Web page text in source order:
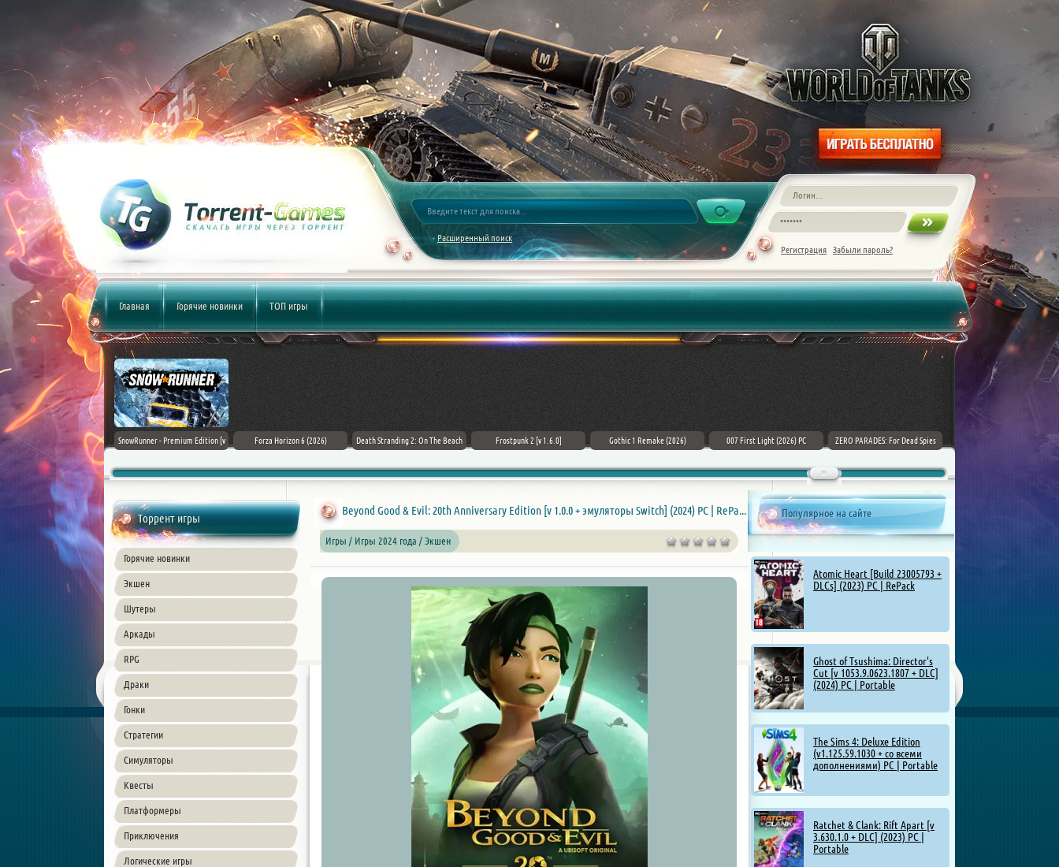
Расширенный поиск
Регистрация
Забыли пароль?
Главная Горячие новинки ТОП игры
Assassin's Creed Black Flag
Resynced (2026) PC
SnowRunner - Premium Edition [v
Forza Horizon 6 (2026) Death Stranding 2: On The Beach Frostpunk 2 [v 1.6.0] Gothic 1 Remake (2026) 007 First Light (2026) PC
ZERO PARADES: For Dead Spies
Mount & Blade II: Bannerlord [v
Торрент игры
Горячие новинки
Экшен
Шутеры
Аркады
RPG
Драки
Гонки
Стратегии
Симуляторы
Квесты
Платформеры
Приключения
Логические игры
Популярное на сайте
Atomic Heart [Build 23005793 +
DLCs] (2023) PC | RePack
Ghost of Tsushima: Director's
Cut [v 1053.9.0623.1807 + DLC]
(2024) PC | Portable
The Sims 4: Deluxe Edition
(v1.125.59.1030 + со всеми
дополнениями) PC | Portable
Ratchet & Clank: Rift Apart [v
3.630.1.0 + DLC] (2023) PC |
Portable
Beyond Good & Evil: 20th Anniversary Edition [v 1.0.0 + эмуляторы Switch] (2024) PC | RePack от FitGirl
Игры / Игры 2024 года / Экшен